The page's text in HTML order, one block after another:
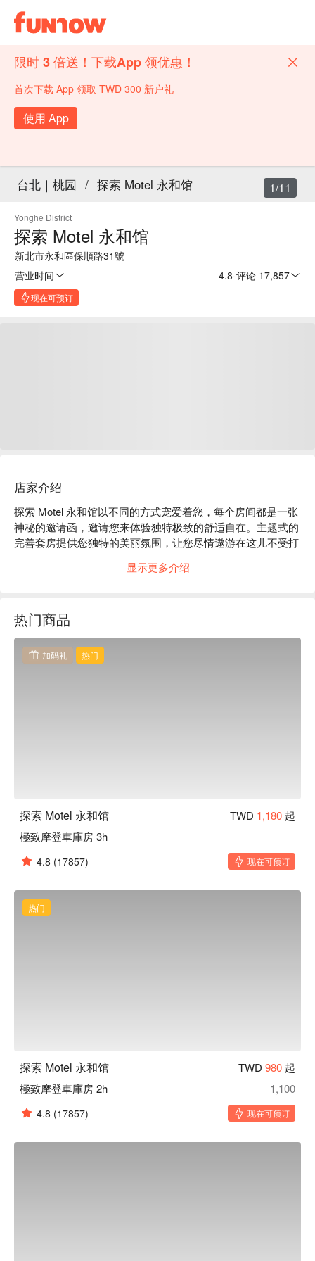
限时 3 倍送！下载App 领优惠！
首次下载 App 领取 TWD 300 新户礼
使用 App
台北｜桃园 / 探索 Motel 永和馆
Yonghe District
探索 Motel 永和馆
新北市永和區保順路31號
营业时间
4.8 评论 17,857
现在可预订
1/11
店家介绍
探索 Motel 永和馆以不同的方式宠爱着您，每个房间都是一张
神秘的邀请函，邀请您来体验独特极致的舒适自在。主题式的
完善套房提供您独特的美丽氛围，让您尽情遨游在这儿不受打
显示更多介绍
热门商品
加码礼 热门
探索 Motel 永和馆 TWD 1,180 起
極致摩登車庫房 3h
4.8 (17857) 现在可预订
热门
探索 Motel 永和馆 TWD 980 起
極致摩登車庫房 2h
1,100
4.8 (17857) 现在可预订